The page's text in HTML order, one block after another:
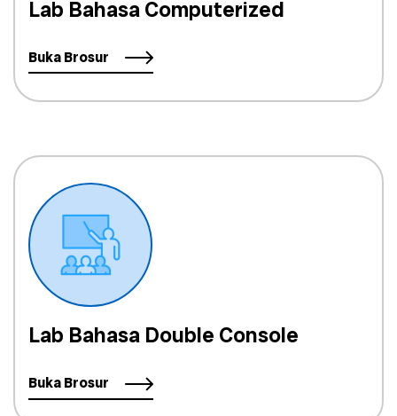
Lab Bahasa Computerized
Buka Brosur
Lab Bahasa Double Console
Buka Brosur